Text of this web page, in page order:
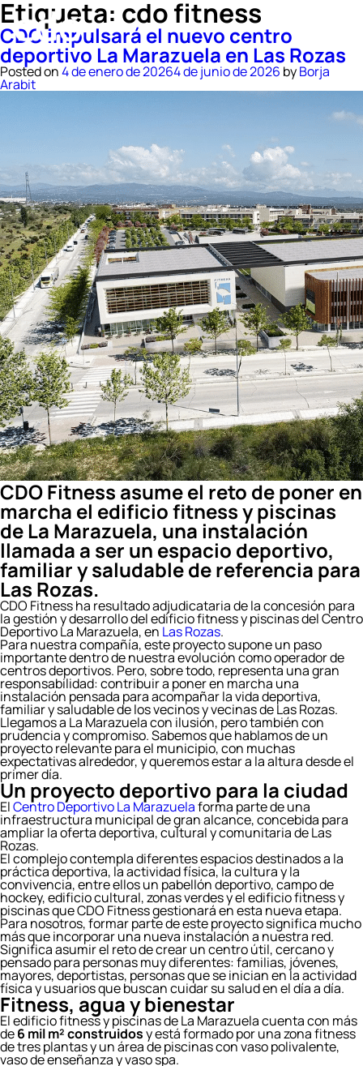
Etiqueta: cdo fitness
CDO impulsará el nuevo centro
deportivo La Marazuela en Las Rozas
Posted on4 de enero de 20264 de junio de 2026 byBorja
Arabit
CDO Fitness asume el reto de poner en
marcha el edificio fitness y piscinas
de La Marazuela, una instalación
llamada a ser un espacio deportivo,
familiar y saludable de referencia para
Las Rozas.
CDO Fitness ha resultado adjudicataria de la concesión para
la gestión y desarrollo del edificio fitness y piscinas del Centro
Deportivo La Marazuela, en Las Rozas.
Para nuestra compañía, este proyecto supone un paso
importante dentro de nuestra evolución como operador de
centros deportivos. Pero, sobre todo, representa una gran
responsabilidad: contribuir a poner en marcha una
instalación pensada para acompañar la vida deportiva,
familiar y saludable de los vecinos y vecinas de Las Rozas.
Llegamos a La Marazuela con ilusión, pero también con
prudencia y compromiso. Sabemos que hablamos de un
proyecto relevante para el municipio, con muchas
expectativas alrededor, y queremos estar a la altura desde el
primer día.
Un proyecto deportivo para la ciudad
ElCentro Deportivo La Marazuelaforma parte de una
infraestructura municipal de gran alcance, concebida para
ampliar la oferta deportiva, cultural y comunitaria de Las
Rozas.
El complejo contempla diferentes espacios destinados a la
práctica deportiva, la actividad física, la cultura y la
convivencia, entre ellos un pabellón deportivo, campo de
hockey, edificio cultural, zonas verdes y el edificio fitness y
piscinas que CDO Fitness gestionará en esta nueva etapa.
Para nosotros, formar parte de este proyecto significa mucho
más que incorporar una nueva instalación a nuestra red.
Significa asumir el reto de crear un centro útil, cercano y
pensado para personas muy diferentes: familias, jóvenes,
mayores, deportistas, personas que se inician en la actividad
física y usuarios que buscan cuidar su salud en el día a día.
Fitness, agua y bienestar
El edificio fitness y piscinas de La Marazuela cuenta con más
de6 mil m² construidosy está formado por una zona fitness
de tres plantas y un área de piscinas con vaso polivalente,
vaso de enseñanza y vaso spa.